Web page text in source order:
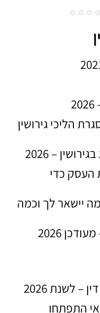
הליכי גירושין
– 2026
העסק כדי
יישאר לך וכמה
2026
– לשנת 2026
התפתחו